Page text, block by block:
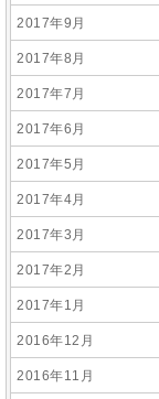
2017年9月
2017年8月
2017年7月
2017年6月
2017年5月
2017年4月
2017年3月
2017年2月
2017年1月
2016年12月
2016年11月